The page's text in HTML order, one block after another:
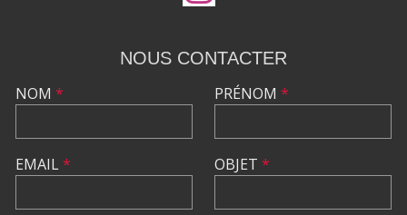
NOUS CONTACTER
NOM *
EMAIL*
PRÉNOM *
OBJET *